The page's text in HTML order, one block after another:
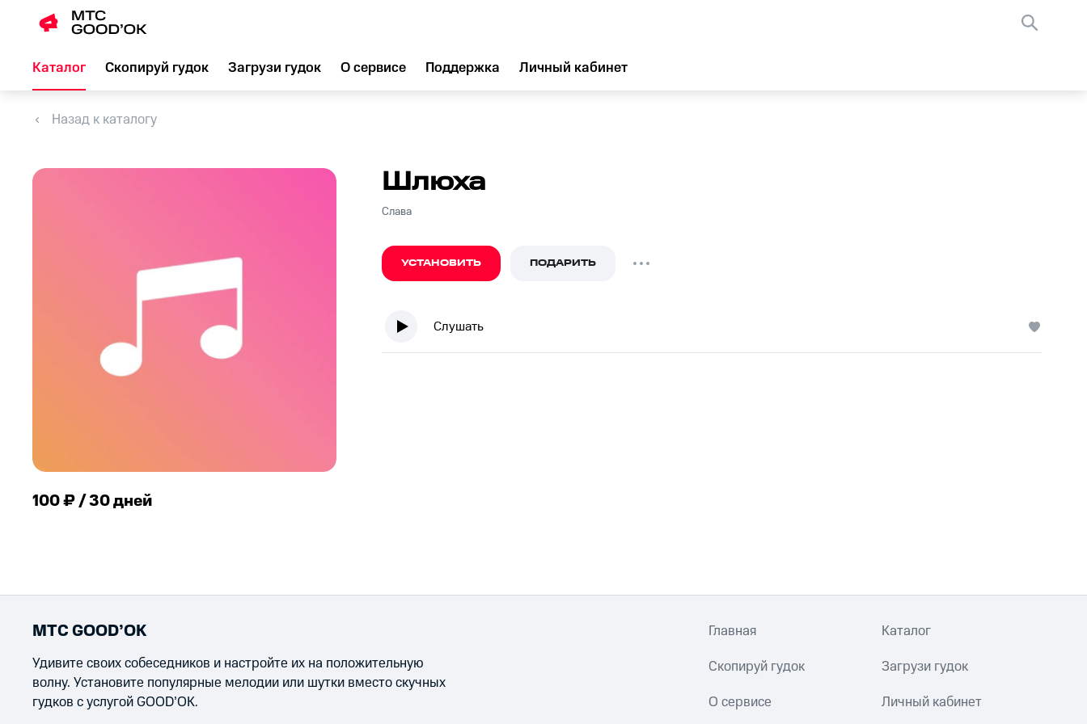
Каталог Скопируй гудок Загрузи гудок О сервисе Поддержка Личный кабинет
Назад к каталогу
100 ₽ / 30 дней
Шлюха
Слава
УСТАНОВИТЬ ПОДАРИТЬ
Слушать
МТС GOOD’OK
Удивите своих собеседников и настройте их на положительную
волну. Установите популярные мелодии или шутки вместо скучных
гудков с услугой GOOD’OK.
Главная Каталог
Скопируй гудок Загрузи гудок
О сервисе Личный кабинет